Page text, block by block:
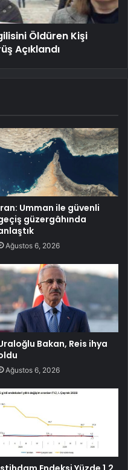
Öldüren Kişi
Açıklandı
Umman ile güvenli
güzergâhında
Ağustos 6, 2026
Bakan, Reis ihya
Ağustos 6, 2026